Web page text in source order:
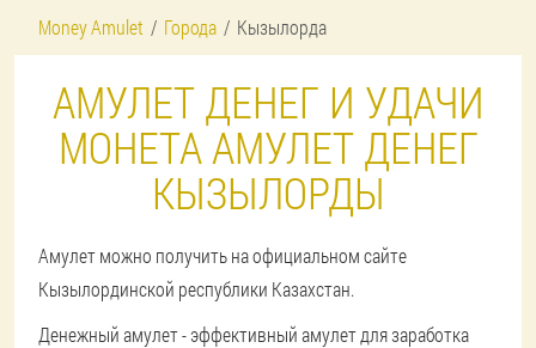
Money Amulet Города Кызылорда
АМУЛЕТ ДЕНЕГ И УДАЧИ
МОНЕТА АМУЛЕТ ДЕНЕГ
КЫЗЫЛОРДЫ
Амулет можно получить на официальном сайте
Кызылординской республики Казахстан.
Денежный амулет - эффективный амулет для заработка